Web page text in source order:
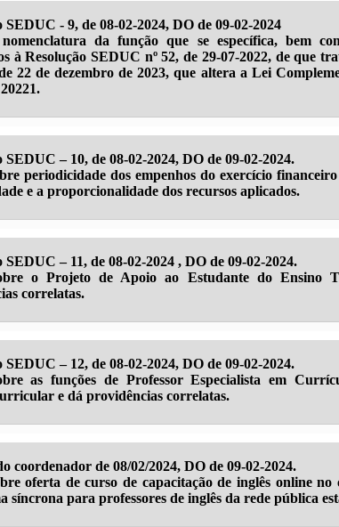
SEDUC - 9, de 08-02-2024, DO de 09-02-2024
da função que se específica, bem
à Resolução SEDUC nº 52, de 29-07-2022, de que
22 de dezembro de 2023, que altera a Lei
SEDUC – 10, de 08-02-2024, DO de 09-02-2024.
periodicidade dos empenhos do exercício
e a proporcionalidade dos recursos aplicados.
SEDUC – 11, de 08-02-2024 , DO de 09-02-2024.
o Projeto de Apoio ao Estudante do Ensino
correlatas.
SEDUC – 12, de 08-02-2024, DO de 09-02-2024.
as funções de Professor Especialista em
e dá providências correlatas.
coordenador de 08/02/2024, DO de 09-02-2024.
oferta de curso de capacitação de inglês online
síncrona para professores de inglês da rede pública